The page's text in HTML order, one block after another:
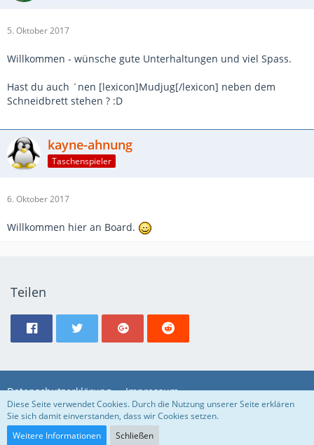
5. Oktober 2017
Willkommen - wünsche gute Unterhaltungen und viel Spass.
Hast du auch ´nen [lexicon]Mudjug[/lexicon] neben dem
Schneidbrett stehen ? :D
kayne-ahnung
Taschenspieler
6. Oktober 2017
Willkommen hier an Board.
Teilen
Datenschutzerklärung Impressum
Community-Software:
Diese Seite verwendet Cookies. Durch die Nutzung unserer Seite erklären
Sie sich damit einverstanden, dass wir Cookies setzen.
Weitere Informationen
Schließen